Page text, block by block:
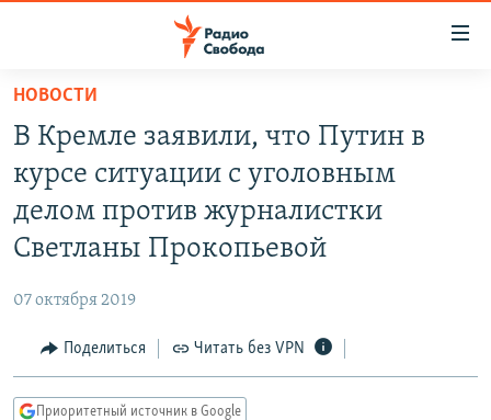
упрощенного
доступа
основному
содержанию
навигации
Вернутся
ПОДКАСТЫ
АВТОРСКИЕ ПРОЕКТЫ
ЦИТАТЫ СВОБОДЫ
КУЛЬТУРА
IDEL.РЕАЛИИ
КАВКАЗ.РЕАЛИИ
НОВОСТИ
В Кремле заявили, что Путин в
курсе ситуации с уголовным
делом против журналистки
Светланы Прокопьевой
07 октября 2019
Поделиться Читать без VPN
Приоритетный источник в Google